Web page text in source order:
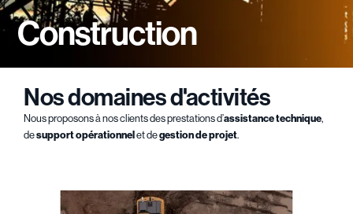
Construction
Nos domaines d'activités
Nous proposons à nos clients des prestations d’assistance technique,
desupport opérationnel et degestion de projet.